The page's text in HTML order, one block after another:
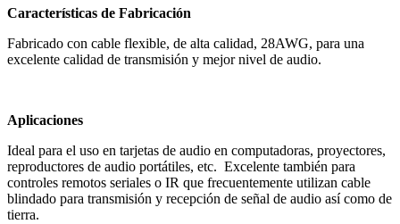
Características de Fabricación
Fabricado con cable flexible, de alta calidad, 28AWG, para una
excelente calidad de transmisión y mejor nivel de audio.
Aplicaciones
Ideal para el uso en tarjetas de audio en computadoras, proyectores,
reproductores de audio portátiles, etc. Excelente también para
controles remotos seriales o IR que frecuentemente utilizan cable
blindado para transmisión y recepción de señal de audio así como de
tierra.